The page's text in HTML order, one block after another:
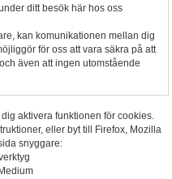
ditt besök här hos oss
kan komunikationen mellan dig
för oss att vara säkra på att
även att ingen utomstående
aktivera funktionen för cookies.
eller byt till Firefox, Mozilla
snyggare: